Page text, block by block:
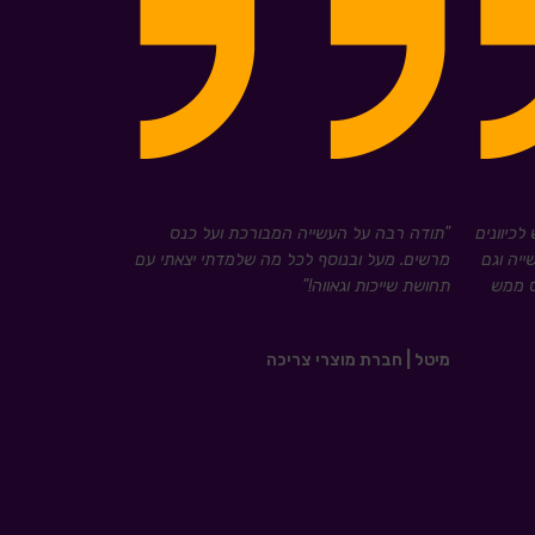
וגם
ממש
"תודה רבה על העשייה המבורכת ועל כנס
מרשים. מעל ובנוסף לכל מה שלמדתי יצאתי עם
תחושת שייכות וגאווה!"
מיטל | חברת מוצרי צריכה